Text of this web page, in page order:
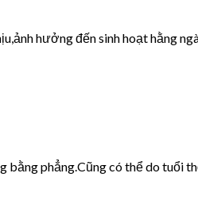
hưởng đến sinh hoạt hằng
phẳng.Cũng có thể do tuổi